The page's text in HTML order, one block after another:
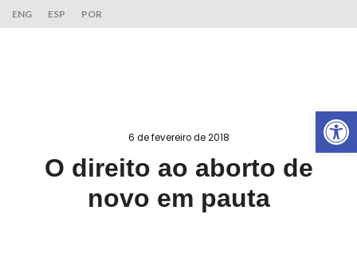
ENG ESP POR
6 de fevereiro de 2018
O direito ao aborto de
novo em pauta